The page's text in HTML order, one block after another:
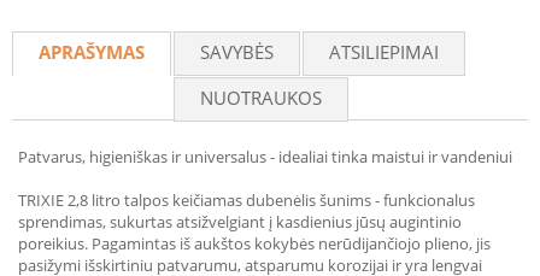
APRAŠYMAS SAVYBĖS
ATSILIEPIMAI
NUOTRAUKOS
Patvarus, higieniškas ir universalus - idealiai tinka maistui ir vandeniui
TRIXIE 2,8 litro talpos keičiamas dubenėlis šunims - funkcionalus
sprendimas, sukurtas atsižvelgiant į kasdienius jūsų augintinio
poreikius. Pagamintas iš aukštos kokybės nerūdijančiojo plieno, jis
pasižymi išskirtiniu patvarumu, atsparumu korozijai ir yra lengvai